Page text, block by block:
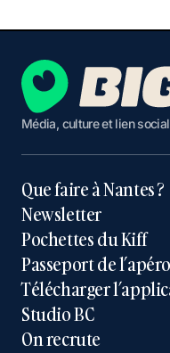
Média, culture et lien
Que faire à Nantes ?
Newsletter
Pochettes du Kiff
Passeport de l’apéro
Télécharger
Studio BC
On recrute